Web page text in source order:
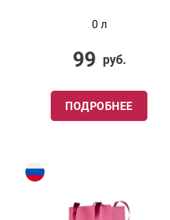
0 л
99 руб.
ПОДРОБНЕЕ